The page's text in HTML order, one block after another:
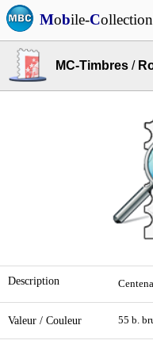
Mobile-C
MC-Timbres /
Description
Valeur / Couleur 55 b.